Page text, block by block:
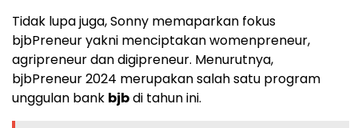
Tidak lupa juga, Sonny memaparkan fokus
bjbPreneur yakni menciptakan womenpreneur,
agripreneur dan digipreneur. Menurutnya,
bjbPreneur 2024 merupakan salah satu program
unggulan bank bjbdi tahun ini.